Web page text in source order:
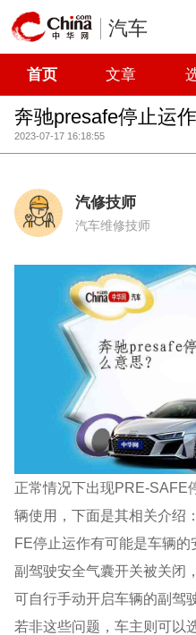
汽车
首页 文章
奔驰presafe停止运
2023-07-17 16:18:55
汽修技师
汽车维修技师
正常情况下出现PRE-SAFE
辆使用，下面是其相关介绍
FE停止运作有可能是车辆
副驾驶安全气囊开关被关闭
可自行手动开启车辆的副驾
若非这些问题，车主则可以